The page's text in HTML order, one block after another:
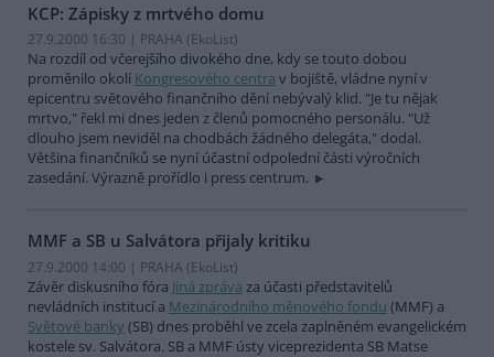
KCP: Zápisky z mrtvého domu
27.9.2000 16:30 | PRAHA (EkoList)
Na rozdíl od včerejšího divokého dne, kdy se touto dobou
proměnilo okolí Kongresového centra v bojiště, vládne nyní v
epicentru světového finančního dění nebývalý klid. "Je tu nějak
mrtvo," řekl mi dnes jeden z členů pomocného personálu. "Už
dlouho jsem neviděl na chodbách žádného delegáta," dodal.
Většina finančníků se nyní účastní odpolední části výročních
zasedání. Výrazně prořídlo i press centrum.
MMF a SB u Salvátora přijaly kritiku
27.9.2000 14:00 | PRAHA (EkoList)
Závěr diskusního fóra Jiná zpráva za účasti představitelů
nevládních institucí a Mezinárodního měnového fondu (MMF) a
Světové banky (SB) dnes proběhl ve zcela zaplněném evangelickém
kostele sv. Salvátora. SB a MMF ústy viceprezidenta SB Matse